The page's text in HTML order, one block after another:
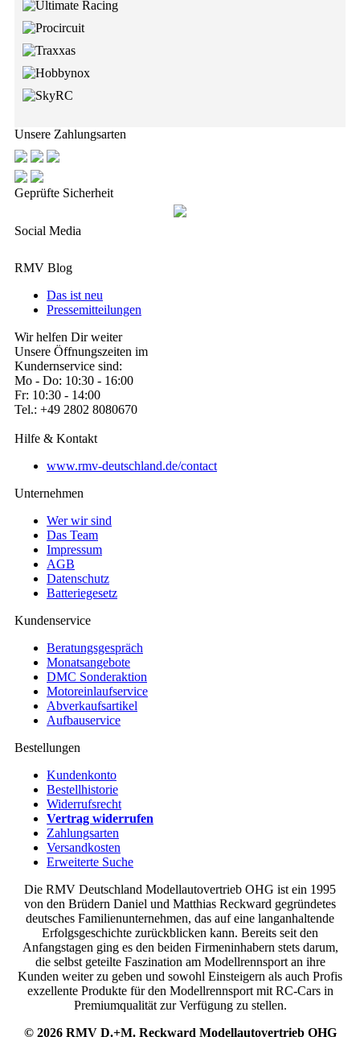
Unsere Zahlungsarten
Geprüfte Sicherheit
Social Media
RMV Blog
Das ist neu
Pressemitteilungen
Wir helfen Dir weiter
Unsere Öffnungszeiten im
Kundernservice sind:
Mo - Do: 10:30 - 16:00
Fr: 10:30 - 14:00
Tel.: +49 2802 8080670
Hilfe & Kontakt
www.rmv-deutschland.de/contact
Unternehmen
Wer wir sind
Das Team
Impressum
AGB
Datenschutz
Batteriegesetz
Kundenservice
Beratungsgespräch
Monatsangebote
DMC Sonderaktion
Motoreinlaufservice
Abverkaufsartikel
Aufbauservice
Bestellungen
Kundenkonto
Bestellhistorie
Widerrufsrecht
Vertrag widerrufen
Zahlungsarten
Versandkosten
Erweiterte Suche
Die RMV Deutschland Modellautovertrieb OHG ist ein 1995
von den Brüdern Daniel und Matthias Reckward gegründetes
deutsches Familienunternehmen, das auf eine langanhaltende
Erfolgsgeschichte zurückblicken kann. Bereits seit den
Anfangstagen ging es den beiden Firmeninhabern stets darum,
die selbst geteilte Faszination am Modellrennsport an ihre
Kunden weiter zu geben und sowohl Einsteigern als auch Profis
exzellente Produkte für den Modellrennsport mit RC-Cars in
Premiumqualität zur Verfügung zu stellen.
© 2026 RMV D.+M. Reckward Modellautovertrieb OHG